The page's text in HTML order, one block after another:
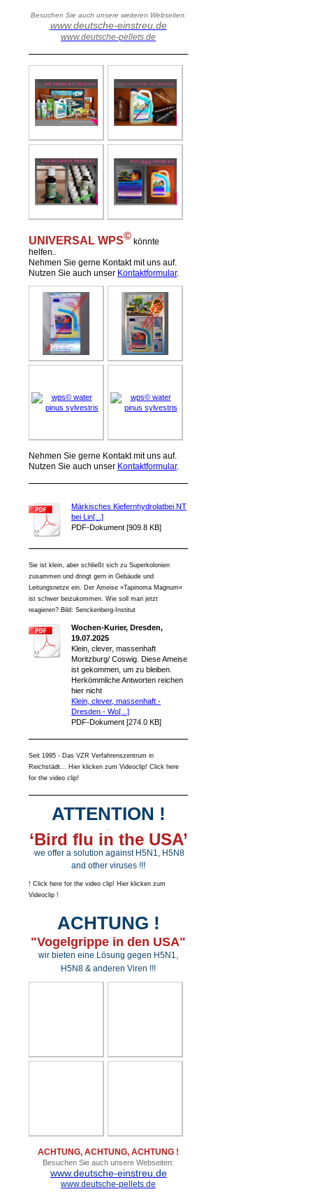
Besuchen Sie auch unsere weiteren Webseiten:
www.deutsche-einstreu.de
www.deutsche-pellets.de
UNIVERSAL WPS© könnte
helfen..
Nehmen Sie gerne Kontakt mit uns auf.
Nutzen Sie auch unser Kontaktformular.
Nehmen Sie gerne Kontakt mit uns auf.
Nutzen Sie auch unser Kontaktformular.
Märkisches Kiefernhydrolatbei NT
bei Lin[...]
PDF-Dokument [909.8 KB]
Sie ist klein, aber schließt sich zu Superkolonien
zusammen und dringt gern in Gebäude und
Leitungsnetze ein. Der Ameise »Tapinoma Magnum«
ist schwer beizukommen. Wie soll man jetzt
reagieren? Bild: Senckenberg-Institut
Wochen-Kurier, Dresden,
19.07.2025
Klein, clever, massenhaft
Moritzburg/ Coswig. Diese Ameise
ist gekommen, um zu bleiben.
Herkömmliche Antworten reichen
hier nicht
Klein, clever, massenhaft -
Dresden - Wo[...]
PDF-Dokument [274.0 KB]
Seit 1995 - Das VZR Verfahrenszentrum in
Reichstädt... Hier klicken zum Videoclip! Click here
for the video clip!
ATTENTION !
‘Bird flu in the USA’
we offer a solution against H5N1, H5N8
and other viruses !!!
! Click here for the video clip! Hier klicken zum
Videoclip !
ACHTUNG !
"Vogelgrippe in den USA"
wir bieten eine Lösung gegen H5N1,
H5N8 & anderen Viren !!!
ACHTUNG, ACHTUNG, ACHTUNG !
Besuchen Sie auch unsere Webseiten:
www.deutsche-einstreu.de
www.deutsche-pellets.de